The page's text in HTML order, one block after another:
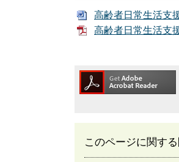
高齢者日常生活支
高齢者日常生活支
このページに関す